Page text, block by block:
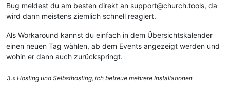
Bug meldest du am besten direkt an support@church.tools, da
wird dann meistens ziemlich schnell reagiert.
Als Workaround kannst du einfach in dem Übersichtskalender
einen neuen Tag wählen, ab dem Events angezeigt werden und
wohin er dann auch zurückspringt.
3.x Hosting und Selbsthosting, ich betreue mehrere Installationen